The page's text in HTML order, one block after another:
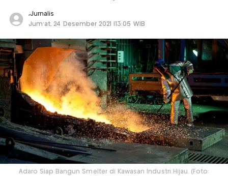
,Jurnalis
Jum'at, 24 Desember 2021 |13:05 WIB
Adaro Siap Bangun Smelter di Kawasan Industri Hijau. (Foto: